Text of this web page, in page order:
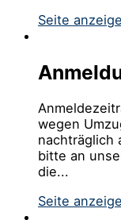
Seite
wegen
nachträglich
bitte an
die...
Seite